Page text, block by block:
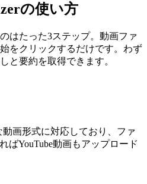
の使い方
はたった3ステップ。動画ファ
をクリックするだけです。わず
と要約を取得できます。
画形式に対応しており、ファ
ばYouTube動画もアップロード